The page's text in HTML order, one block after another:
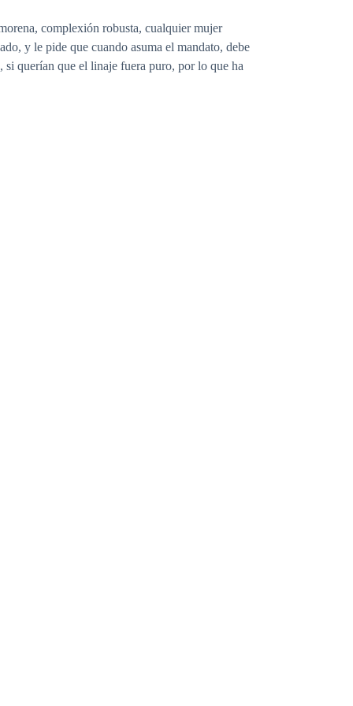
complexión robusta, cualquier mujer
y le pide que cuando asuma el mandato, debe
si querían que el linaje fuera puro, por lo que ha
de la manada y realmente no siento nada por
puedo divisarla bien.
tiempo sin encontrarla, el hecho de
errores, de eso depende la extensión de la